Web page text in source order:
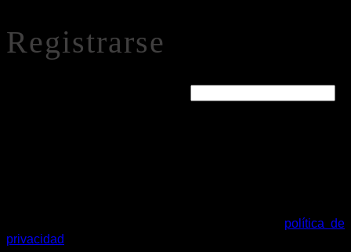
Registrarse
política de
privacidad